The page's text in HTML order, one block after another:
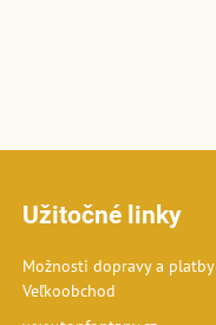
Užitočné linky
Možnosti dopravy a platby
Veľkoobchod